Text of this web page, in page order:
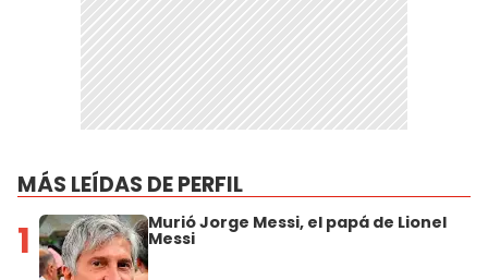
MÁS LEÍDAS DE PERFIL
1 Murió Jorge Messi, el papá de Lionel
Messi